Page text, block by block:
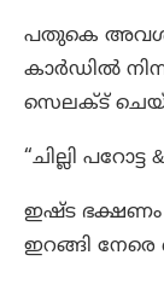
പതുകെ അവൾ
കാർഡിൽ
സെലക്ട്‌
“ചില്ലി
ഇഷ്ട
ഇറങ്ങി